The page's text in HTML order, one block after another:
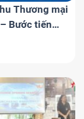
Thương mại
Bước tiến
tâm